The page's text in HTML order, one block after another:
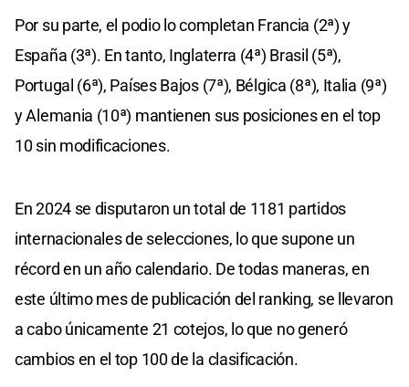
Por su parte, el podio lo completan Francia (2ª) y
España (3ª). En tanto, Inglaterra (4ª) Brasil (5ª),
Portugal (6ª), Países Bajos (7ª), Bélgica (8ª), Italia (9ª)
y Alemania (10ª) mantienen sus posiciones en el top
10 sin modificaciones.
En 2024 se disputaron un total de 1181 partidos
internacionales de selecciones, lo que supone un
récord en un año calendario. De todas maneras, en
este último mes de publicación del ranking, se llevaron
a cabo únicamente 21 cotejos, lo que no generó
cambios en el top 100 de la clasificación.